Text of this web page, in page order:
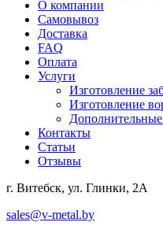
О компании
Самовывоз
Доставка
FAQ
Оплата
Услуги
Изготовление
Изготовление
Дополнительные
Контакты
Статьи
Отзывы
г. Витебск, ул. Глинки, 2А
sales@v-metal.by